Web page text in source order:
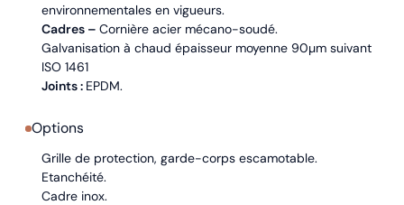
environnementales en vigueurs.
Cadres – Cornière acier mécano-soudé.
Galvanisation à chaud épaisseur moyenne 90µm suivant
ISO 1461
Joints : EPDM.
Options
Grille de protection, garde-corps escamotable.
Etanchéité.
Cadre inox.